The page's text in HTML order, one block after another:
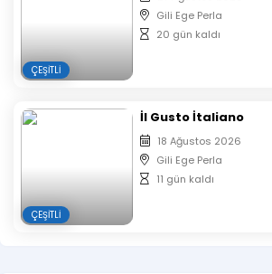
Yaptığınız ürünleri dilerseniz
yanınızda götürebilirsiniz.
‘’Dışarıdan yiyecek-içecek
edilmemektedir.’’
Mekan, girişini uygun görmediği
hakkına sahiptir.
Organizasyon şirketi,
kaçınılmaz nedenlerden ötürü
aksaklıklar nedeniyle programda
ÇEŞITLI
Gili Ege Perla
20 gün kaldı
ÇEŞITLI
İl Gusto İtaliano
18 Ağustos 2026
Gili Ege Perla
11 gün kaldı